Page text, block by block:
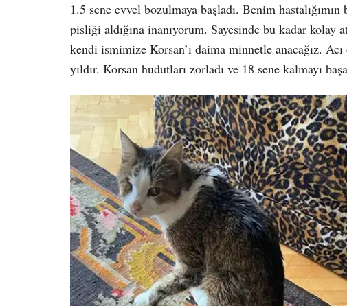
1.5 sene evvel bozulmaya başladı. Benim
pisliği aldığına inanıyorum. Sayesinde bu kadar kolay
kendi ismimize Korsan’ı daima minnetle anacağız.
yıldır. Korsan hudutları zorladı ve 18 sene kalmayı